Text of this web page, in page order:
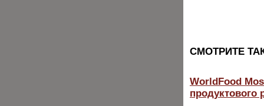
CМОТРИТЕ
WorldFood
продуктового